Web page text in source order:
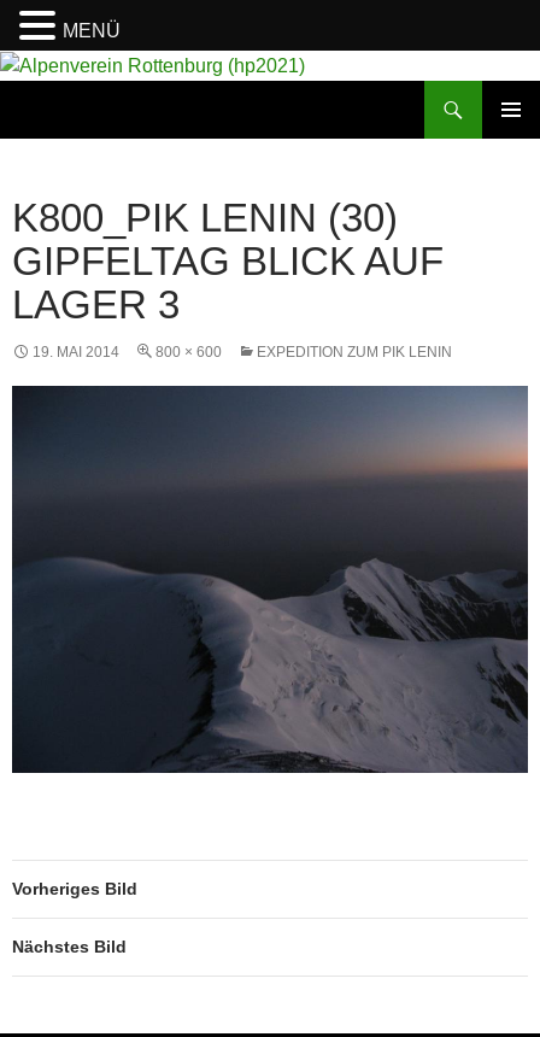
K800_PIK LENIN (30)
GIPFELTAG BLICK AUF
LAGER 3
19. MAI 2014 800 × 600 EXPEDITION ZUM PIK LENIN
Vorheriges Bild
Nächstes Bild
MENÜ